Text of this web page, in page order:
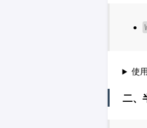
使
二、